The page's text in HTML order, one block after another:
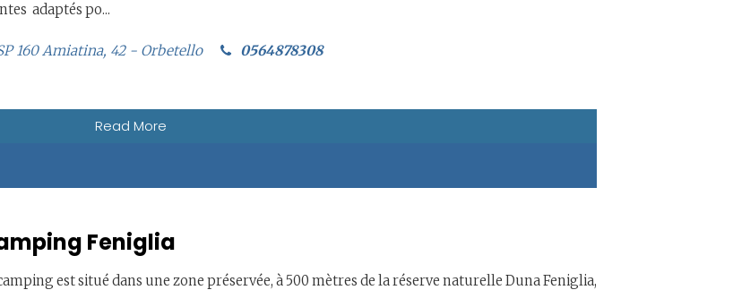
adaptés po...
160 Amiatina, 42 - Orbetello 0564878308
Read More
Feniglia
est situé dans une zone préservée, à 500 mètres de la réserve naturelle Duna Feniglia,